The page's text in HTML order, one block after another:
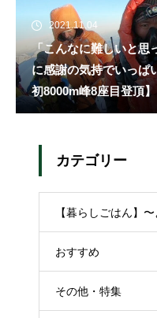
2021.11.04
「こんなに難しいと思
に感謝の気持でいっぱ
初8000m峰8座目登頂】
カテゴリー
【暮らしごはん】
おすすめ
その他・特集